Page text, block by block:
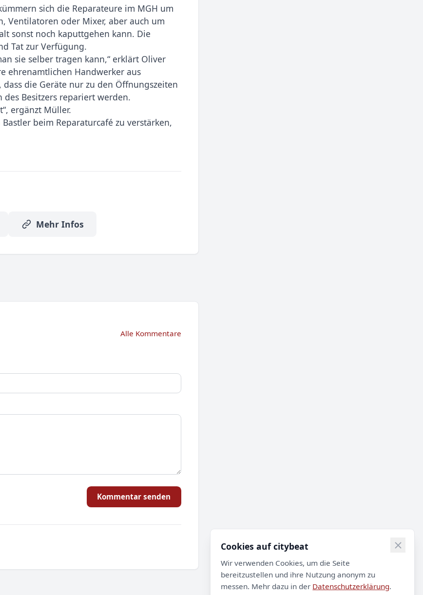
sich die Reparateure im MGH um
Ventilatoren oder Mixer, aber auch um
sonst noch kaputtgehen kann. Die
Tat zur Verfügung.
sie selber tragen kann,“ erklärt Oliver
ehrenamtlichen Handwerker aus
die Geräte nur zu den Öffnungszeiten
Besitzers repariert werden.
ergänzt Müller.
beim Reparaturcafé zu verstärken,
Mehr Infos
Alle Kommentare
Kommentar senden
Cookies auf citybeat
Wir verwenden Cookies, um die Seite
bereitzustellen und ihre Nutzung anonym zu
messen. Mehr dazu in der Datenschutzerklärung.